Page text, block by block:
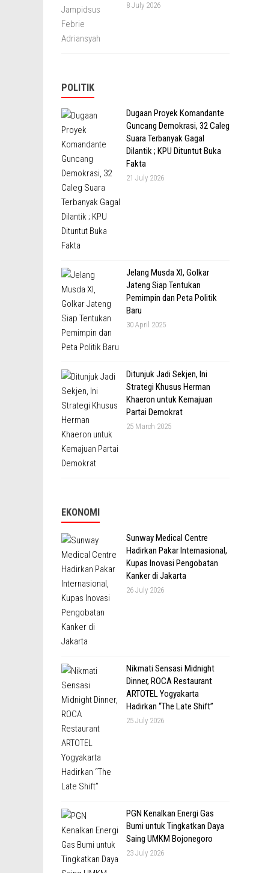
8 July 2026
POLITIK
Dugaan Proyek Komandante
Guncang Demokrasi, 32 Caleg
Suara Terbanyak Gagal
Dilantik ; KPU Dituntut Buka
Fakta
21 July 2026
Jelang Musda XI, Golkar
Jateng Siap Tentukan
Pemimpin dan Peta Politik
Baru
30 April 2025
Ditunjuk Jadi Sekjen, Ini
Strategi Khusus Herman
Khaeron untuk Kemajuan
Partai Demokrat
25 March 2025
EKONOMI
Sunway Medical Centre
Hadirkan Pakar Internasional,
Kupas Inovasi Pengobatan
Kanker di Jakarta
26 July 2026
Nikmati Sensasi Midnight
Dinner, ROCA Restaurant
ARTOTEL Yogyakarta
Hadirkan “The Late Shift”
25 July 2026
PGN Kenalkan Energi Gas
Bumi untuk Tingkatkan Daya
Saing UMKM Bojonegoro
23 July 2026